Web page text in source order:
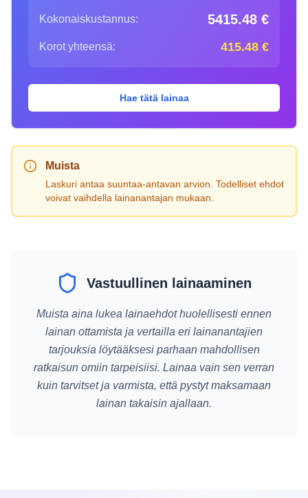
Kokonaiskustannus: 5415.48 €
Korot yhteensä: 415.48 €
Hae tätä lainaa
Muista
Laskuri antaa suuntaa-antavan arvion. Todelliset ehdot
voivat vaihdella lainanantajan mukaan.
Vastuullinen lainaaminen
Muista aina lukea lainaehdot huolellisesti ennen
lainan ottamista ja vertailla eri lainanantajien
tarjouksia löytääksesi parhaan mahdollisen
ratkaisun omiin tarpeisiisi. Lainaa vain sen verran
kuin tarvitset ja varmista, että pystyt maksamaan
lainan takaisin ajallaan.